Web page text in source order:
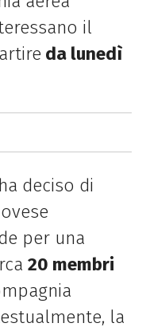
il
da lunedì
ha deciso di
per una
20 membri
la